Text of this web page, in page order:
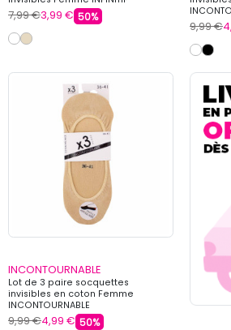
7,99 €3,99 € 50%
9,99 €
INCONTOURNABLE
Lot de 3 paire socquettes
invisibles en coton Femme
INCONTOURNABLE
9,99 €4,99 € 50%